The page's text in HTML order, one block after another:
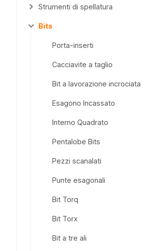
Strumenti di spellatura
Bits
Porta-inserti
Cacciavite a taglio
Bit a lavorazione incrociata
Esagono Incassato
Interno Quadrato
Pentalobe Bits
Pezzi scanalati
Punte esagonali
Bit Torq
Bit Torx
Bit a tre ali